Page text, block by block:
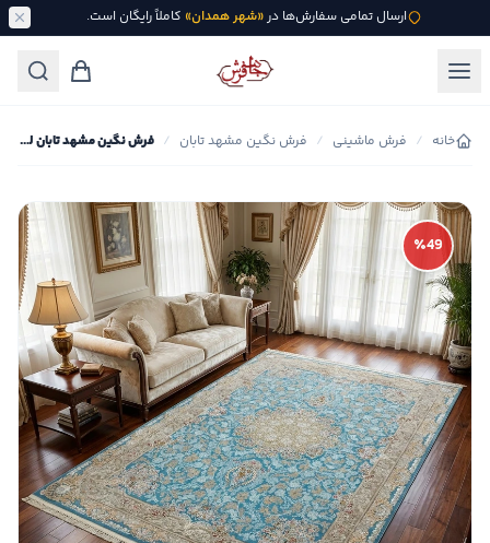
ارسال تمامی سفارش‌ها در«شهر همدان» کاملاً رایگان است.
خانه / فرش ماشینی / فرش نگین مشهد تابان / فرش نگین مشهد تابان لچک ترنج کد آرمان
٪49